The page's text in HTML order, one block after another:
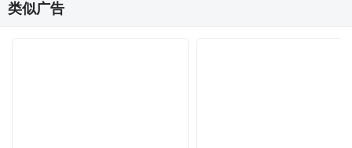
类似广告